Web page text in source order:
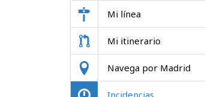
Mi línea
Mi itinerario
Navega por Madrid
Incidencias